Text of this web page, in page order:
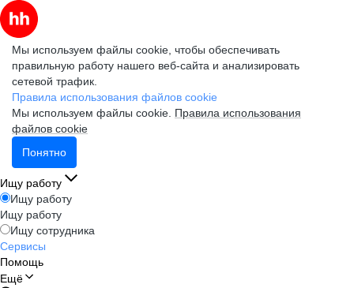
Мы используем файлы cookie, чтобы обеспечивать
правильную работу нашего веб-сайта и анализировать
сетевой трафик.
Правила использования файлов cookie
Мы используем файлы cookie. Правила использования
файлов cookie
Понятно
Ищу работу
Ищу работу
Ищу работу
Ищу сотрудника
Сервисы
Помощь
Ещё